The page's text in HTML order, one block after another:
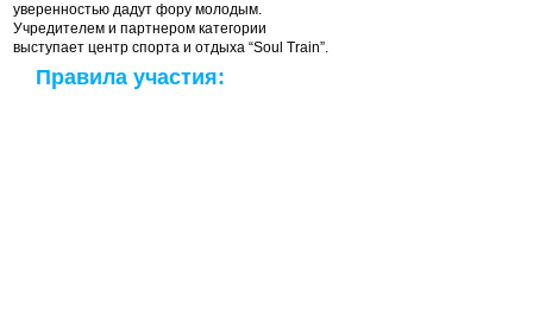
уверенностью дадут фору молодым.
Учредителем и партнером категории
выступает центр спорта и отдыха “Soul Train”.
Правила участия: